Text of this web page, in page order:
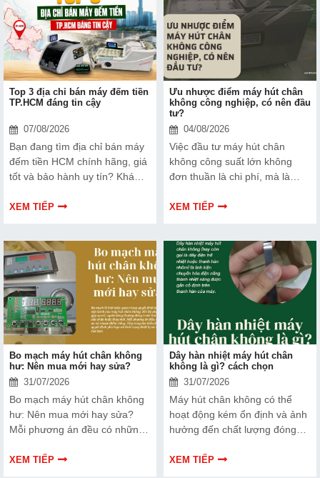
Top 3 địa chỉ bán máy đếm tiền
TP.HCM đáng tin cậy
07/08/2026
Bạn đang tìm địa chỉ bán máy
đếm tiền HCM chính hãng, giá
tốt và bảo hành uy tín? Khám
nhiều doanh nghiệp, cửa hàng
XEM TIẾP
Ưu nhược điểm máy hút chân
không công nghiệp, có nên đầu
tư?
04/08/2026
Việc đầu tư máy hút chân
không công suất lớn không
đơn thuần là chi phí, mà là
sản phẩm và nâng cao vị thế
điểm của thiết bị này để có
thêm thông tin và giúp bạn đưa
ra lựa chọn phù hợp, hiệu quả
hơn nhé!
XEM TIẾP
Bo mạch máy hút chân không
hư: Nên mua mới hay sửa?
31/07/2026
Bo mạch máy hút chân không
hư: Nên mua mới hay sửa?
Mỗi phương án đều có những
cùng tìm hiểu để đưa ra quyết
XEM TIẾP
Dây hàn nhiệt máy hút chân
không là gì? cách chọn
31/07/2026
Máy hút chân không có thể
hoạt động kém ổn định và ảnh
hưởng đến chất lượng đóng
Bài viết dưới đây sẽ giúp bạn
XEM TIẾP